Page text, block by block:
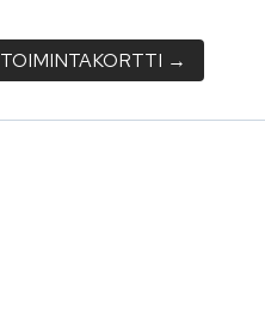
TOIMINTA­KORTTI →